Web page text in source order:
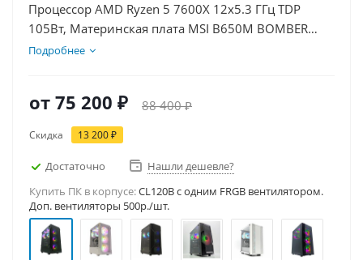
Процессор AMD Ryzen 5 7600X 12x5.3 ГГц TDP
105Вт, Материнская плата MSI B650M BOMBER
WIFI, Видеокарта GT 1030 2Гб, Память DDR5 16Gb,
Подробнее
от 75 200 ₽ 88 400 ₽
Скидка 13 200 ₽
Достаточно
Нашли дешевле?
Купить ПК в корпусе:CL120B c одним FRGB вентилятором.
Доп. вентиляторы 500р./шт.